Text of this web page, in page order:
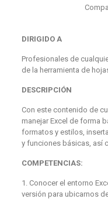
DIRIGIDO A
Profesionales de
de la herramienta de
DESCRIPCIÓN
Con este contenido de
manejar Excel de forma
formatos y estilos,
y funciones básicas, así
COMPETENCIAS:
1. Conocer el entorno
versión para ubicarnos